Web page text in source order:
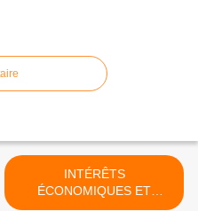
INTÉRÊTS
ÉCONOMIQUES ET
CANCERS – Le Billet du